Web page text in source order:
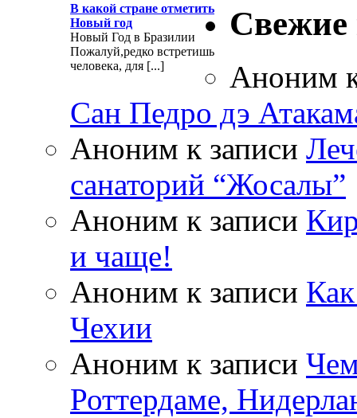
В какой стране отметить
Новый год
Новый Год в Бразилии
Пожалуй,редко встретишь
человека, для [...]
Свежие
Аноним
Сан Педро дэ
Аноним к записи
санаторий “Жосалы”
Аноним к записи
и чаще!
Аноним к записи
Чехии
Аноним к записи
Роттердаме,